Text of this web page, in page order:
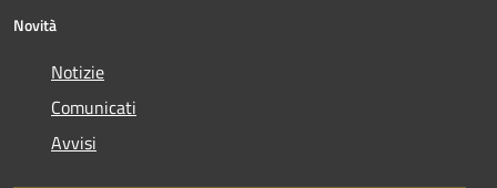
Novità
Notizie
Comunicati
Avvisi